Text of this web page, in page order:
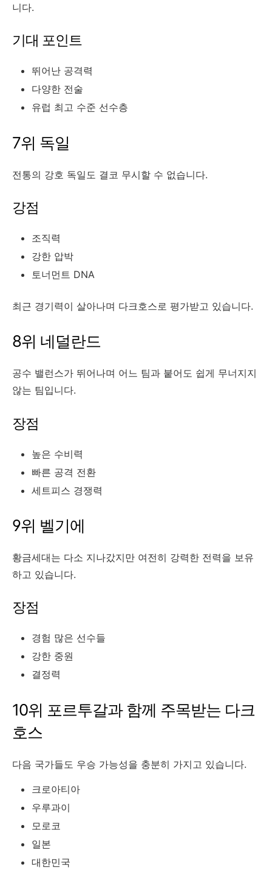
니다.
기대 포인트
뛰어난 공격력
다양한 전술
유럽 최고 수준 선수층
7위 독일
전통의 강호 독일도 결코 무시할 수 없습니다.
강점
조직력
강한 압박
토너먼트 DNA
최근 경기력이 살아나며 다크호스로 평가받고 있습니다.
8위 네덜란드
공수 밸런스가 뛰어나며 어느 팀과 붙어도 쉽게 무너지지
않는 팀입니다.
장점
높은 수비력
빠른 공격 전환
세트피스 경쟁력
9위 벨기에
황금세대는 다소 지나갔지만 여전히 강력한 전력을 보유
하고 있습니다.
장점
경험 많은 선수들
강한 중원
결정력
10위 포르투갈과 함께 주목받는 다크
호스
다음 국가들도 우승 가능성을 충분히 가지고 있습니다.
크로아티아
우루과이
모로코
일본
대한민국